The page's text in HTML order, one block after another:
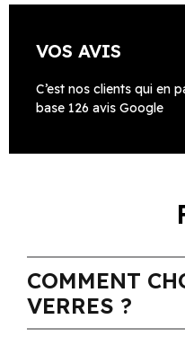
VOS AVIS
C’est nos clients qui en
base 126 avis Google
COMMENT
VERRES ?